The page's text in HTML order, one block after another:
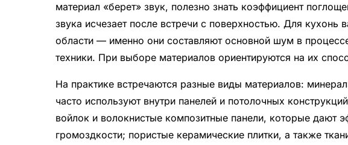
материал «берет» звук, полезно знать коэффициент
звука исчезает после встречи с поверхностью. Для кухонь
области — именно они составляют основной шум в
техники. При выборе материалов ориентируются на их
На практике встречаются разные виды материалов:
часто используют внутри панелей и потолочных
войлок и волокнистые композитные панели, которые дают
громоздкости; пористые керамические плитки, а также